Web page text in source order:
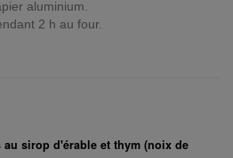
aluminium.
2 h au four.
sirop d'érable et thym (noix de